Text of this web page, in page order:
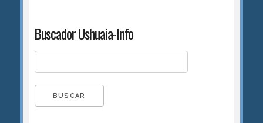
Buscador Ushuaia-Info